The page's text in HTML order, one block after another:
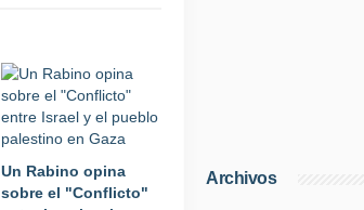
Un Rabino opina
sobre el "Conflicto"
Archivos